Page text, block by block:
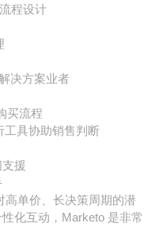
程设计
决方案业者
买流程
工具协助销售判断
援
高单价、长决策周期的潜
化互动，Marketo 是非常